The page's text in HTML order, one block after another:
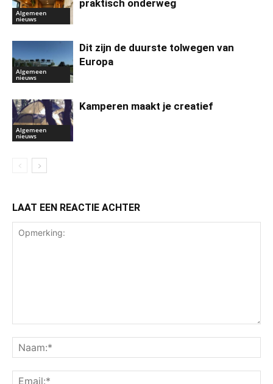
Algemeen
nieuws
praktisch onderweg
Algemeen
nieuws
Dit zijn de duurste tolwegen van
Europa
Algemeen
nieuws
Kamperen maakt je creatief
LAAT EEN REACTIE ACHTER